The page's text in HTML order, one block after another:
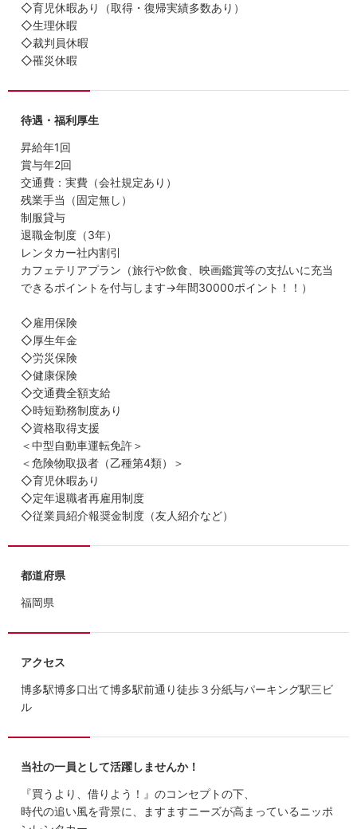
◇育児休暇あり（取得・復帰実績多数あり）
◇生理休暇
◇裁判員休暇
◇罹災休暇
待遇・福利厚生
昇給年1回
賞与年2回
交通費：実費（会社規定あり）
残業手当（固定無し）
制服貸与
退職金制度（3年）
レンタカー社内割引
カフェテリアプラン（旅行や飲食、映画鑑賞等の支払いに充当
できるポイントを付与します→年間30000ポイント！！）
◇雇用保険
◇厚生年金
◇労災保険
◇健康保険
◇交通費全額支給
◇時短勤務制度あり
◇資格取得支援
＜中型自動車運転免許＞
＜危険物取扱者（乙種第4類）＞
◇育児休暇あり
◇定年退職者再雇用制度
◇従業員紹介報奨金制度（友人紹介など）
都道府県
福岡県
アクセス
博多駅博多口出て博多駅前通り徒歩３分紙与パーキング駅三ビ
ル
当社の一員として活躍しませんか！
『買うより、借りよう！』のコンセプトの下、
時代の追い風を背景に、ますますニーズが高まっているニッポ